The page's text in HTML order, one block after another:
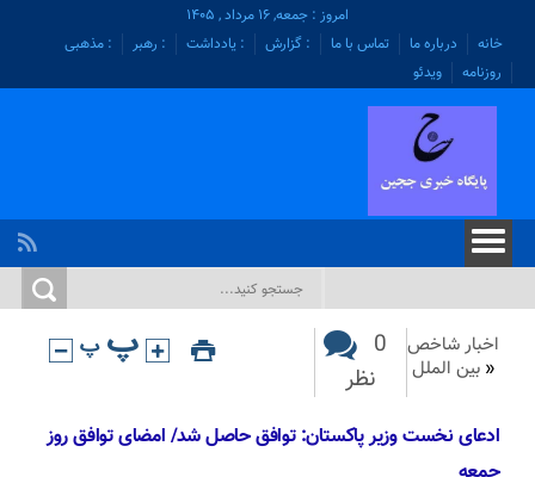
امروز : جمعه, ۱۶ مرداد , ۱۴۰۵
خانه
درباره ما تماس با ما : گزارش : یادداشت : رهبر
: مذهبی
روزنامه
ویدئو
اخبار شاخص
« بین الملل
0
نظر
ادعای نخست وزیر پاکستان: توافق حاصل شد/ امضای توافق روز